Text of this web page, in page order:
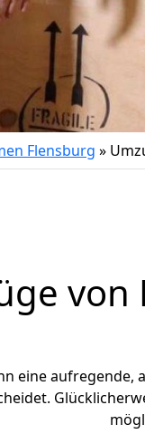
Flensburg »
eine aufregende,